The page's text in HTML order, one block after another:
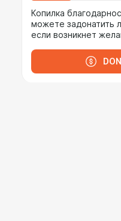
Копилка
можете задонатить
если возникнет